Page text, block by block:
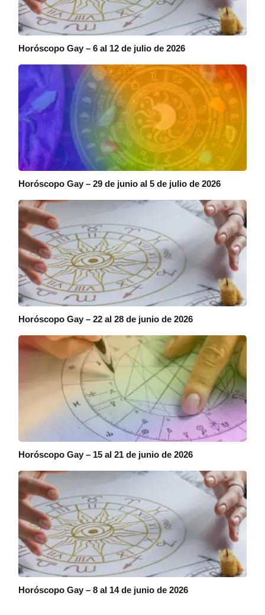
Horóscopo Gay – 6 al 12 de julio de 2026
Horóscopo Gay – 29 de junio al 5 de julio de 2026
Horóscopo Gay – 22 al 28 de junio de 2026
Horóscopo Gay – 15 al 21 de junio de 2026
Horóscopo Gay – 8 al 14 de junio de 2026